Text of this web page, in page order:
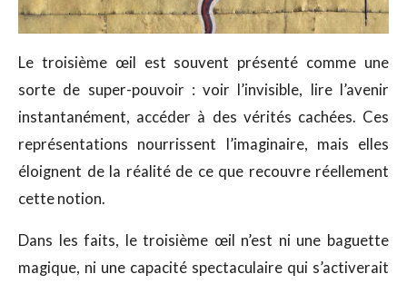
Le troisième œil est souvent présenté comme une
sorte de super-pouvoir : voir l’invisible, lire l’avenir
instantanément, accéder à des vérités cachées. Ces
représentations nourrissent l’imaginaire, mais elles
éloignent de la réalité de ce que recouvre réellement
cette notion.
Dans les faits, le troisième œil n’est ni une baguette
magique, ni une capacité spectaculaire qui s’activerait